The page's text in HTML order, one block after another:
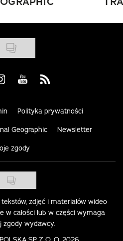
Facebook
us on Instagram
Visit us on Youtube
Visit us on Rss
Polityka prywatności
Geographic Newsletter
zgody
zdjęć i materiałów wideo
w całości lub w części wymaga
zgody wydawcy.